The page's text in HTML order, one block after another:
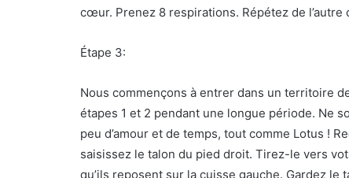
cœur. Prenez 8 respirations. Répétez de l’autre
Étape 3:
Nous commençons à entrer dans un territoire
étapes 1 et 2 pendant une longue période. Ne
peu d’amour et de temps, tout comme Lotus !
saisissez le talon du pied droit. Tirez-le vers
qu’ils reposent sur la cuisse gauche. Gardez